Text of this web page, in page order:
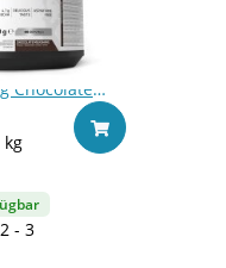
Whey Protein
Chocolate
kg
- 3
In den Warenkorb